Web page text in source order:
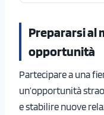
Prepararsi al
opportunità
Partecipare a una
un’opportunità
e stabilire nuove